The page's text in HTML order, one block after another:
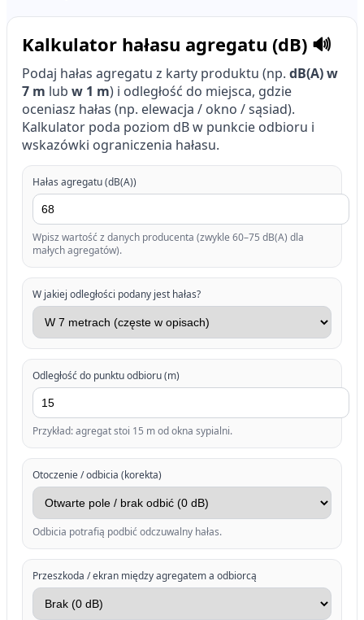
Kalkulator hałasu agregatu (dB) 🔊
Podaj hałas agregatu z karty produktu (np. dB(A) w
7 m lub w 1 m) i odległość do miejsca, gdzie
oceniasz hałas (np. elewacja / okno / sąsiad).
Kalkulator poda poziom dB w punkcie odbioru i
wskazówki ograniczenia hałasu.
Hałas agregatu (dB(A))
Wpisz wartość z danych producenta (zwykle 60–75 dB(A) dla
małych agregatów).
W jakiej odległości podany jest hałas?
Odległość do punktu odbioru (m)
Przykład: agregat stoi 15 m od okna sypialni.
Otoczenie / odbicia (korekta)
Odbicia potrafią podbić odczuwalny hałas.
Przeszkoda / ekran między agregatem a odbiorcą